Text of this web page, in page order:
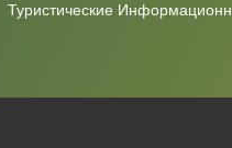
Туристические